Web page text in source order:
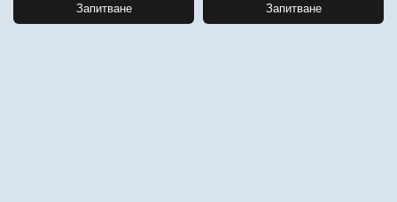
Запитване Запитване